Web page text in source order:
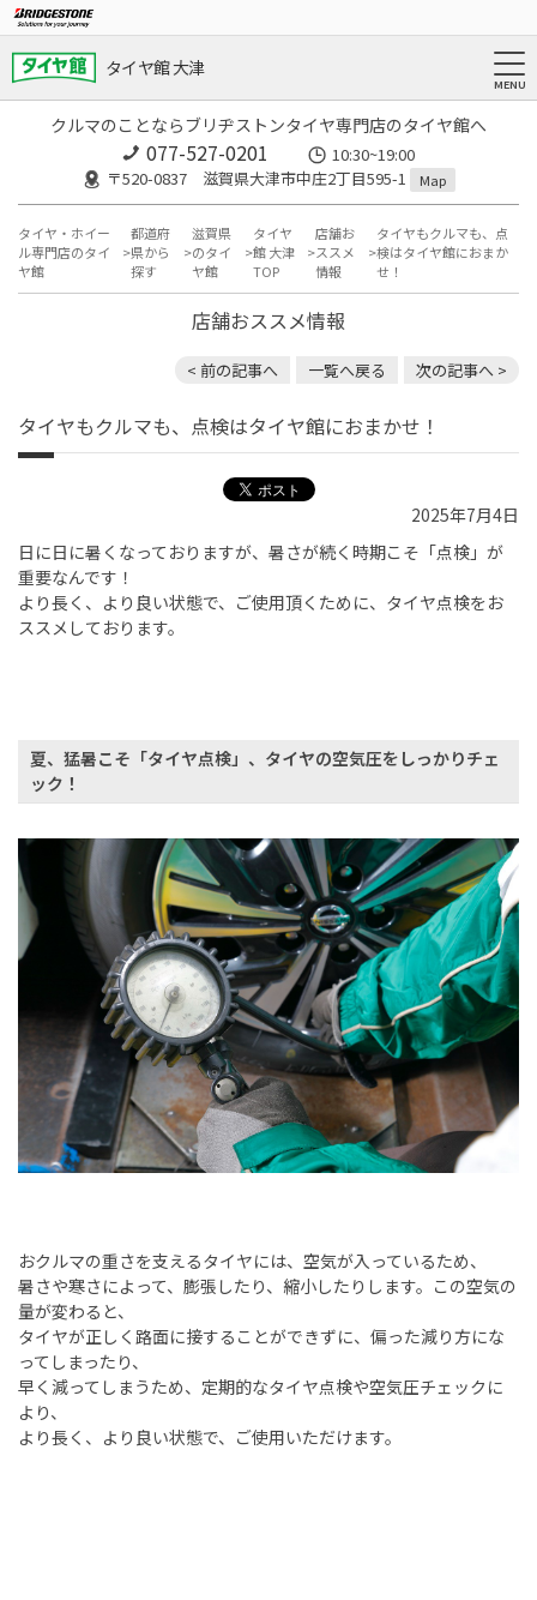
タイヤ館 大津
クルマのことならブリヂストンタイヤ専門店のタイヤ館へ
077-527-0201
10:30~19:00
〒520-0837 滋賀県大津市中庄2丁目595-1
Map
タイヤ・ホイー
ル専門店のタイ
ヤ館
都道府
県から
探す
滋賀県
のタイ
ヤ館
タイヤ
館 大津
TOP
店舗お
ススメ
情報
タイヤもクルマも、点
検はタイヤ館におまか
せ！
店舗おススメ情報
< 前の記事へ 一覧へ戻る 次の記事へ >
タイヤもクルマも、点検はタイヤ館におまかせ！
2025年7月4日
日に日に暑くなっておりますが、暑さが続く時期こそ「点検」が
重要なんです！
より長く、より良い状態で、ご使用頂くために、タイヤ点検をお
ススメしております。
夏、猛暑こそ「タイヤ点検」、タイヤの空気圧をしっかりチェ
ック！
おクルマの重さを支えるタイヤには、空気が入っているため、
暑さや寒さによって、膨張したり、縮小したりします。この空気の
量が変わると、
タイヤが正しく路面に接することができずに、偏った減り方にな
ってしまったり、
早く減ってしまうため、定期的なタイヤ点検や空気圧チェックに
より、
より長く、より良い状態で、ご使用いただけます。